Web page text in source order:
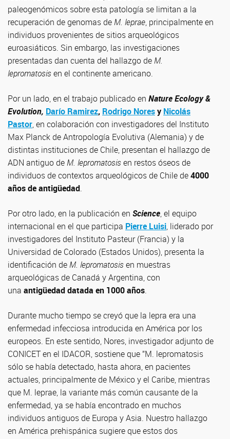
paleogenómicos sobre esta patología se limitan a la
recuperación de genomas deM. leprae, principalmente en
individuos provenientes de sitios arqueológicos
euroasiáticos. Sin embargo, las investigaciones
presentadas dan cuenta del hallazgo deM.
lepromatosisen el continente americano.
Por un lado, en el trabajo publicado en NatureEcology &
Evolution, Darío Ramirez, Rodrigo Noresy Nicolás
Pastor, en colaboración con investigadores del Instituto
Max Planck de Antropología Evolutiva (Alemania) y de
distintas instituciones de Chile, presentan el hallazgo de
ADN antiguo deM. lepromatosisen restos óseos de
individuos de contextos arqueológicos de Chile de4000
años de antigüedad.
Por otro lado, en la publicación en Science, el equipo
internacional en el que participa Pierre Luisi, liderado por
investigadores del Instituto Pasteur (Francia) y la
Universidad de Colorado (Estados Unidos), presenta la
identificación deM. lepromatosisen muestras
arqueológicas de Canadá y Argentina, con
una antigüedad datada en 1000 años.
Durante mucho tiempo se creyó que la lepra era una
enfermedad infecciosa introducida en América por los
europeos. En este sentido, Nores, investigador adjunto de
CONICET en el IDACOR, sostiene que ”M. lepromatosis
sólo se había detectado, hasta ahora, en pacientes
actuales, principalmente de México y el Caribe, mientras
que M. leprae, la variante más común causante de la
enfermedad, ya se había encontrado en muchos
individuos antiguos de Europa y Asia. Nuestro hallazgo
en América prehispánica sugiere que estos dos